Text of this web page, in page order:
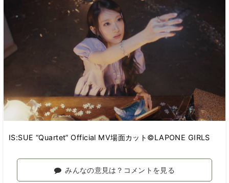
IS:SUE “Quartet” Official MV場面カット©︎LAPONE GIRLS
みんなの意見は？コメントを見る